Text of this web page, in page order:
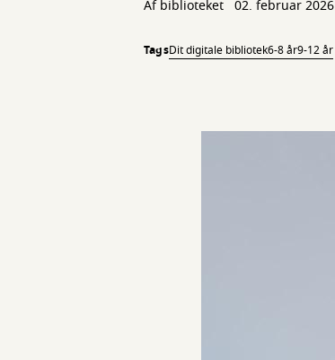
Af biblioteket 02. februar 2026
TagsDit digitale bibliotek6-8 år9-12 år